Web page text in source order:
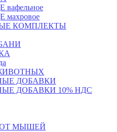
КОМПЛЕКТЫ
ДОБАВКИ
ДОБАВКИ 10% НДС
ОТ МЫШЕЙ